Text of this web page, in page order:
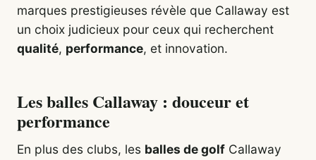
marques prestigieuses révèle que Callaway est
un choix judicieux pour ceux qui recherchent
qualité, performance, et innovation.
Les balles Callaway : douceur et
performance
En plus des clubs, les balles de golf Callaway